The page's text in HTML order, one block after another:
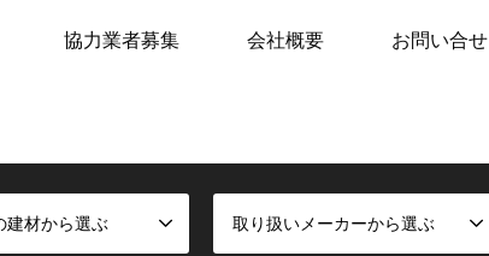
協力業者募集 会社概要 お問い合せ
建材から選ぶ 取り扱いメーカーから選ぶ